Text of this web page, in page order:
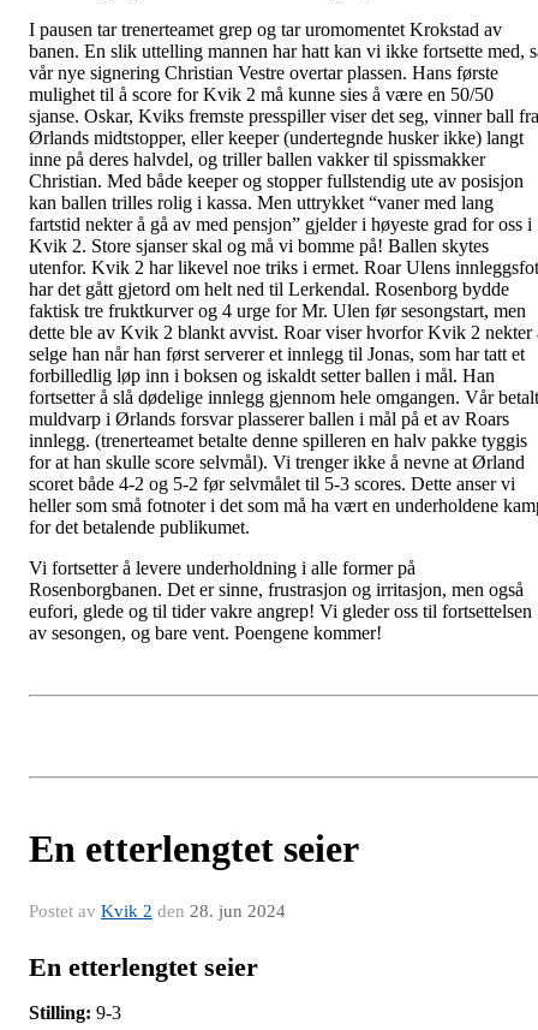
I pausen tar trenerteamet grep og tar uromomentet Krokstad av
banen. En slik uttelling mannen har hatt kan vi ikke fortsette med,
vår nye signering Christian Vestre overtar plassen. Hans første
mulighet til å score for Kvik 2 må kunne sies å være en 50/50
sjanse. Oskar, Kviks fremste presspiller viser det seg, vinner ball fra
Ørlands midtstopper, eller keeper (undertegnde husker ikke) langt
inne på deres halvdel, og triller ballen vakker til spissmakker
Christian. Med både keeper og stopper fullstendig ute av posisjon
kan ballen trilles rolig i kassa. Men uttrykket “vaner med lang
fartstid nekter å gå av med pensjon” gjelder i høyeste grad for oss i
Kvik 2. Store sjanser skal og må vi bomme på! Ballen skytes
utenfor. Kvik 2 har likevel noe triks i ermet. Roar Ulens innleggsfot
har det gått gjetord om helt ned til Lerkendal. Rosenborg bydde
faktisk tre fruktkurver og 4 urge for Mr. Ulen før sesongstart, men
dette ble av Kvik 2 blankt avvist. Roar viser hvorfor Kvik 2 nekter
selge han når han først serverer et innlegg til Jonas, som har tatt et
forbilledlig løp inn i boksen og iskaldt setter ballen i mål. Han
fortsetter å slå dødelige innlegg gjennom hele omgangen. Vår
muldvarp i Ørlands forsvar plasserer ballen i mål på et av Roars
innlegg. (trenerteamet betalte denne spilleren en halv pakke tyggis
for at han skulle score selvmål). Vi trenger ikke å nevne at Ørland
scoret både 4-2 og 5-2 før selvmålet til 5-3 scores. Dette anser vi
heller som små fotnoter i det som må ha vært en underholdene
for det betalende publikumet.
Vi fortsetter å levere underholdning i alle former på
Rosenborgbanen. Det er sinne, frustrasjon og irritasjon, men også
eufori, glede og til tider vakre angrep! Vi gleder oss til fortsettelsen
av sesongen, og bare vent. Poengene kommer!
En etterlengtet seier
Postet av Kvik 2 den 28. jun 2024
En etterlengtet seier
Stilling: 9-3